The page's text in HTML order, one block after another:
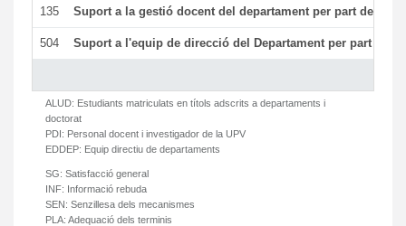
135 Suport a la gestió docent del departament per part del
504 Suport a l'equip de direcció del Departament per part del
ALUD: Estudiants matriculats en títols adscrits a departaments i
doctorat
PDI: Personal docent i investigador de la UPV
EDDEP: Equip directiu de departaments
SG: Satisfacció general
INF: Informació rebuda
SEN: Senzillesa dels mecanismes
PLA: Adequació dels terminis